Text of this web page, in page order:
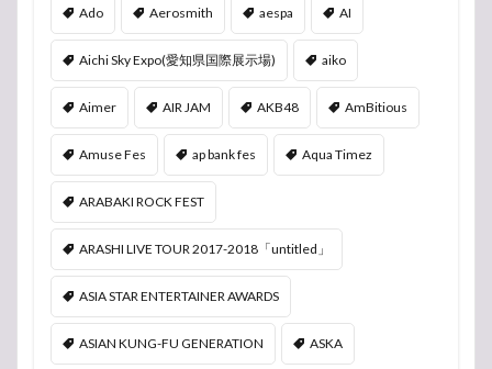
Ado Aerosmith aespa AI
Aichi Sky Expo(愛知県国際展示場) aiko
Aimer AIR JAM AKB48 AmBitious
Amuse Fes ap bank fes Aqua Timez
ARABAKI ROCK FEST
ARASHI LIVE TOUR 2017-2018「untitled」
ASIA STAR ENTERTAINER AWARDS
ASIAN KUNG-FU GENERATION ASKA